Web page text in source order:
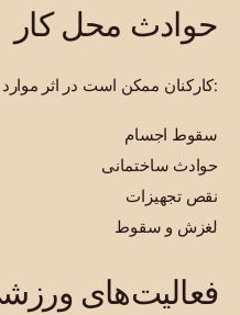
حوادث محل کار
کارکنان ممکن است در اثر موارد زیر دچار آسیب سر شوند:
سقوط اجسام
حوادث ساختمانی
نقص تجهیزات
لغزش و سقوط
فعالیت‌های